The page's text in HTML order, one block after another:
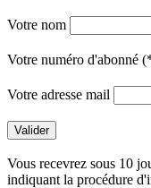
Votre nom
Votre numéro d'abonné
Votre adresse mail
Vous recevrez sous 10
indiquant la procédure